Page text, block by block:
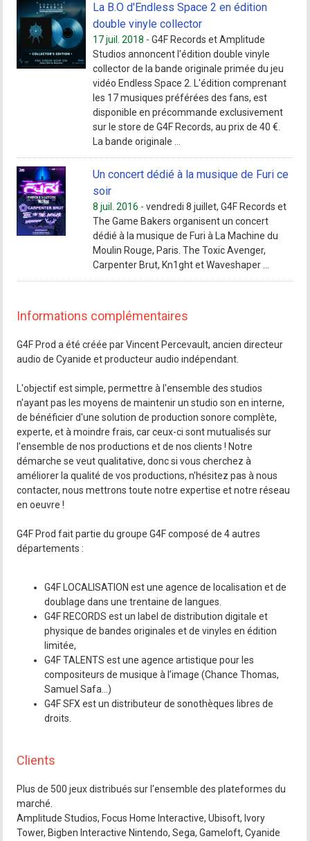
La B.O d'Endless Space 2 en édition
double vinyle collector
17 juil. 2018 -G4F Records et Amplitude
Studios annoncent l'édition double vinyle
collector de la bande originale primée du jeu
vidéo Endless Space 2. L'édition comprenant
les 17 musiques préférées des fans, est
disponible en précommande exclusivement
sur le store de G4F Records, au prix de 40 €.
La bande originale ...
Un concert dédié à la musique de Furi ce
soir
8 juil. 2016 -vendredi 8 juillet, G4F Records et
The Game Bakers organisent un concert
dédié à la musique de Furi à La Machine du
Moulin Rouge, Paris. The Toxic Avenger,
Carpenter Brut, Kn1ght et Waveshaper ...
Informations complémentaires
G4F Prod a été créée par Vincent Percevault, ancien directeur
audio de Cyanide et producteur audio indépendant.
L'objectif est simple, permettre à l'ensemble des studios
n'ayant pas les moyens de maintenir un studio son en interne,
de bénéficier d'une solution de production sonore complète,
experte, et à moindre frais, car ceux-ci sont mutualisés sur
l'ensemble de nos productions et de nos clients ! Notre
démarche se veut qualitative, donc si vous cherchez à
améliorer la qualité de vos productions, n'hésitez pas à nous
contacter, nous mettrons toute notre expertise et notre réseau
en oeuvre !
G4F Prod fait partie du groupe G4F composé de 4 autres
départements :
G4F LOCALISATION est une agence de localisation et de
doublage dans une trentaine de langues.
G4F RECORDS est un label de distribution digitale et
physique de bandes originales et de vinyles en édition
limitée,
G4F TALENTS est une agence artistique pour les
compositeurs de musique à l’image (Chance Thomas,
Samuel Safa…)
G4F SFX est un distributeur de sonothèques libres de
droits.
Clients
Plus de 500 jeux distribués sur l'ensemble des plateformes du
marché.
Amplitude Studios, Focus Home Interactive, Ubisoft, Ivory
Tower, Bigben Interactive Nintendo, Sega, Gameloft, Cyanide